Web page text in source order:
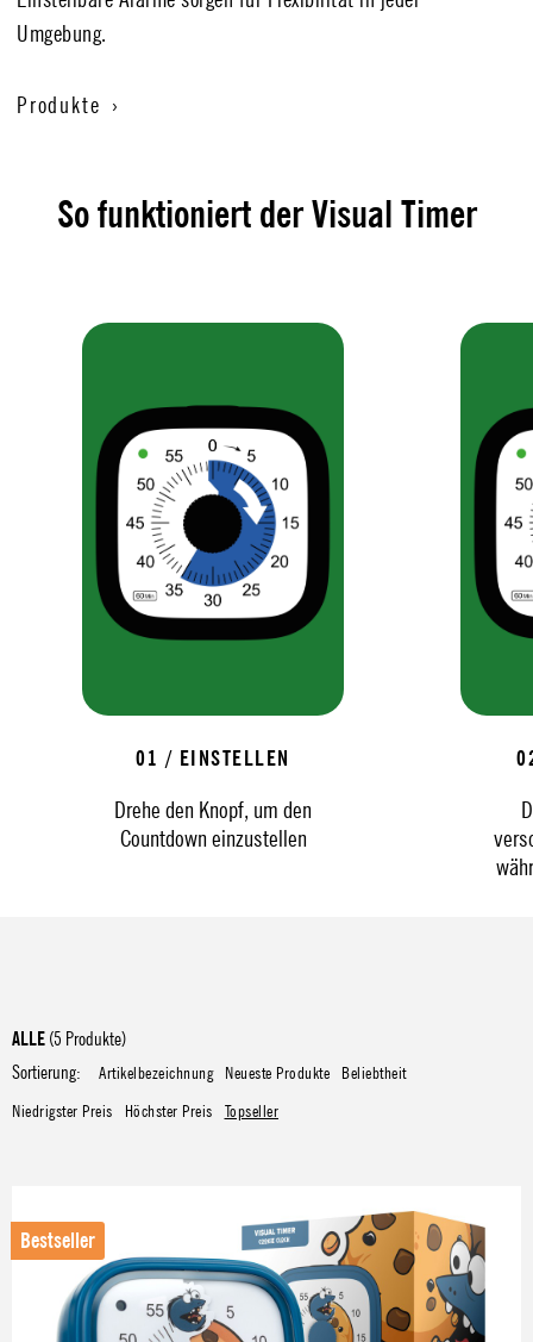
Umgebung.
Produkte ›
So funktioniert der Visual Timer
01 / EINSTELLEN
Drehe den Knopf, um den
Countdown einzustellen
ALLE (5 Produkte)
Sortierung:
Artikelbezeichnung Neueste Produkte
Beliebtheit
Niedrigster Preis
Höchster Preis Topseller
Bestseller